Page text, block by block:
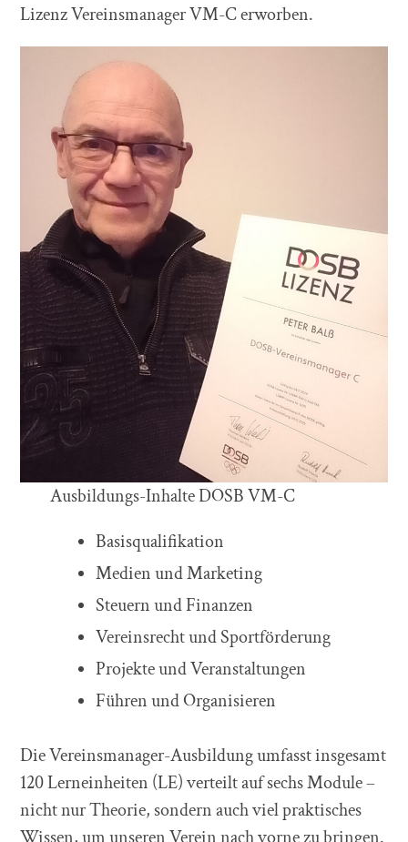
Lizenz Vereinsmanager VM-C erworben.
Ausbildungs-Inhalte DOSB VM-C
Basisqualifikation
Medien und Marketing
Steuern und Finanzen
Vereinsrecht und Sportförderung
Projekte und Veranstaltungen
Führen und Organisieren
Die Vereinsmanager-Ausbildung umfasst insgesamt
120 Lerneinheiten (LE) verteilt auf sechs Module –
nicht nur Theorie, sondern auch viel praktisches
Wissen, um unseren Verein nach vorne zu bringen.